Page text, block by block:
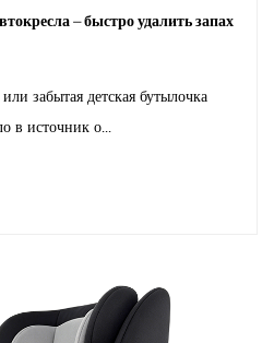
– быстро удалить запах
забытая детская бутылочка
в источник о...